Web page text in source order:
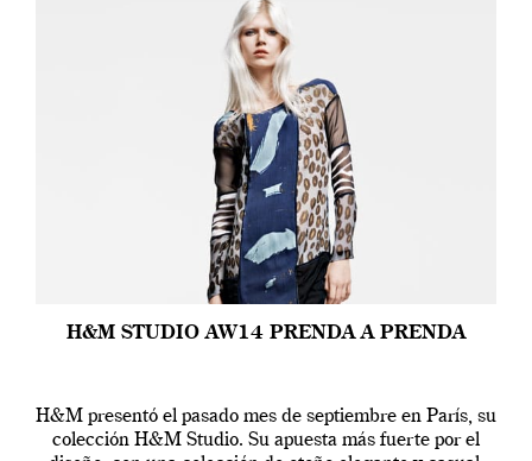
H&M STUDIO AW14 PRENDA A PRENDA
H&M presentó el pasado mes de septiembre en París, su
colección H&M Studio. Su apuesta más fuerte por el